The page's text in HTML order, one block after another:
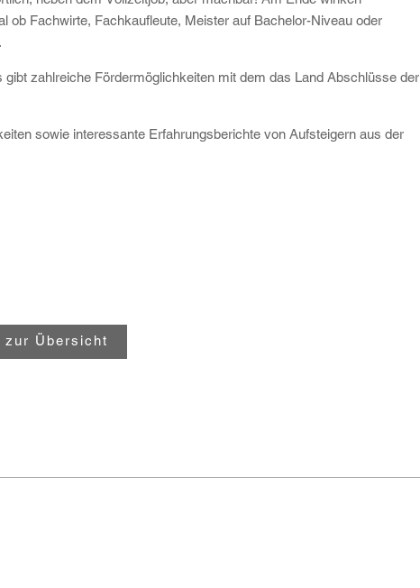
Fachwirte, Fachkaufleute, Meister auf Bachelor-Niveau oder
zahlreiche Fördermöglichkeiten mit dem das Land Abschlüsse der
sowie interessante Erfahrungsberichte von Aufsteigern aus der
zur Übersicht